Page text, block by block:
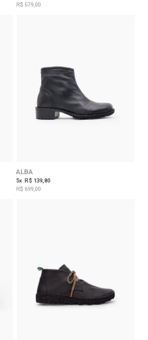
R$ 579,00
ALBA
5x R$ 139,80
R$ 699,00